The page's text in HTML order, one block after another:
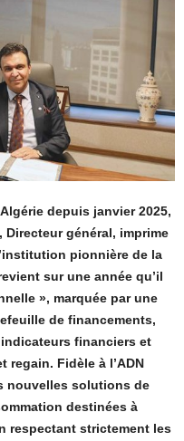
depuis janvier 2025,
général, imprime
pionnière de la
sur une année qu’il
», marquée par une
de financements,
financiers et
regain. Fidèle à l’ADN
nouvelles solutions de
destinées à
respectant strictement les